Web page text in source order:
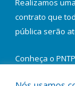
contrato que
pública serão
Conheça o PNTP